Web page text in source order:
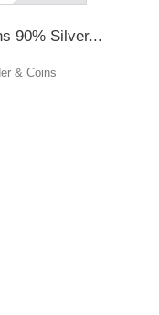
90% Silver...
& Coins